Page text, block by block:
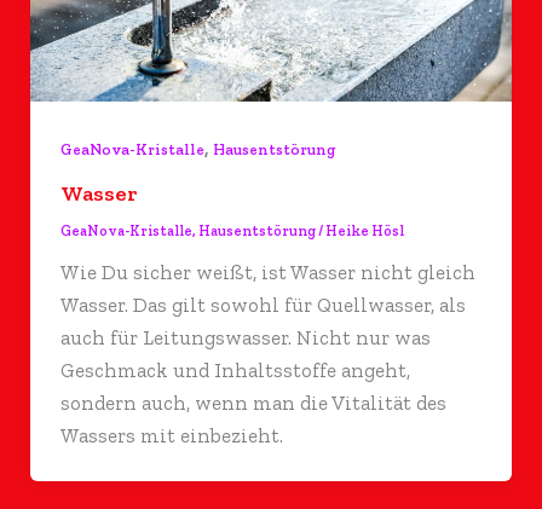
GeaNova-Kristalle, Hausentstörung
Wasser
GeaNova-Kristalle, Hausentstörung/ Heike Hösl
Wie Du sicher weißt, ist Wasser nicht gleich
Wasser. Das gilt sowohl für Quellwasser, als
auch für Leitungswasser. Nicht nur was
Geschmack und Inhaltsstoffe angeht,
sondern auch, wenn man die Vitalität des
Wassers mit einbezieht.